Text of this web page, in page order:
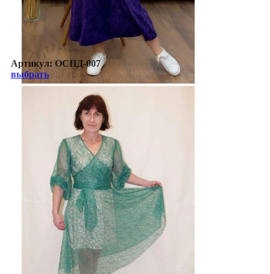
Артикул: ОСПД-007
выбрать